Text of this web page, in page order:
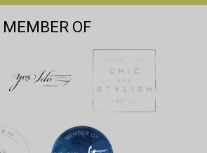
MEMBER OF